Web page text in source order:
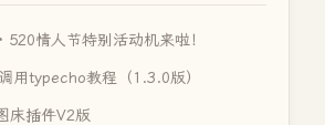
520情人节特别活动机来啦！
用typecho教程（1.3.0版）
床插件V2版